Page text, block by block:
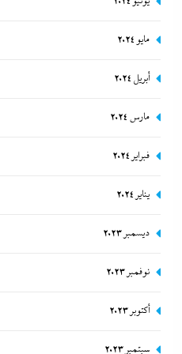
مايو 2024
أبريل 2024
مارس 2024
فبراير 2024
يناير 2024
ديسمبر 2023
نوفمبر 2023
أكتوبر 2023
سبتمبر 2023